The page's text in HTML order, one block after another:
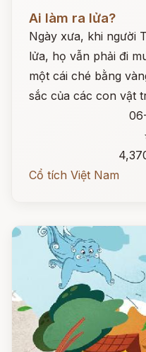
Ai làm ra lửa?
Ngày xưa, khi người
lửa, họ vẫn phải đi
một cái ché bằng
sắc của các con vật
Cổ tích Việt Nam